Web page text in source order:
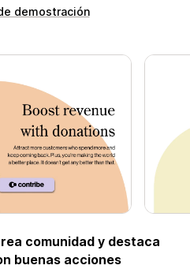
demostración
comunidad y destaca
buenas acciones